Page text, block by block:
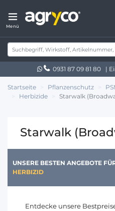
Menü
0931 87 09 81 80 |
Startseite Pflanzenschutz
Herbizide
Starwalk
Starwalk
UNSERE BESTEN ANGEBOTE
HERBIZID
Entdecke unsere